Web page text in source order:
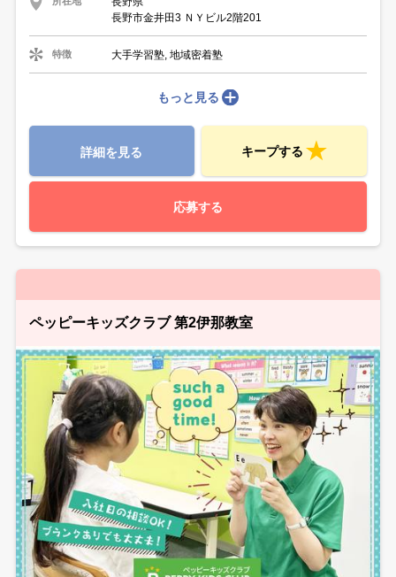
長野市金井田3 ＮＹビル2階201
特徴 大手学習塾, 地域密着塾
もっと見る
詳細を見る キープする
応募する
ペッピーキッズクラブ 第2伊那教室